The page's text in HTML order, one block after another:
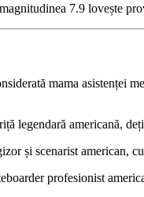
7.9 lovește
mama asistenței
legendară americană,
și scenarist american,
profesionist